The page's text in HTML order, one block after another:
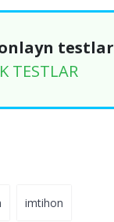
testlar
TESTLAR
imtihon